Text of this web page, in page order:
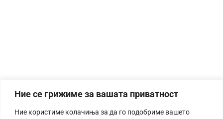
Ние се грижиме за вашата приватност
Ние користиме колачиња за да го подобриме вашето